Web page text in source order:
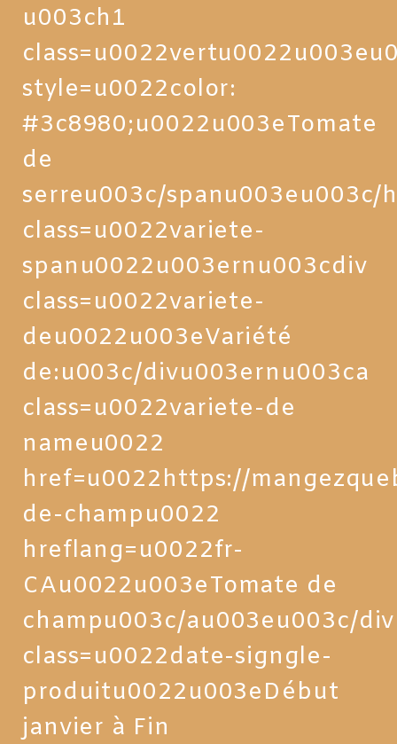
u003ch1
style=u0022color:
#3c8980;u0022u003eTomate
de
serreu003c/spanu003eu003c/
class=u0022variete-
spanu0022u003ernu003cdiv
class=u0022variete-
deu0022u003eVariété
de:u003c/divu003ernu003ca
class=u0022variete-de
nameu0022
href=u0022https://
de-champu0022
hreflang=u0022fr-
CAu0022u003eTomate de
champu003c/au003eu003c/
class=u0022date-signgle-
produitu0022u003eDébut
janvier à Fin